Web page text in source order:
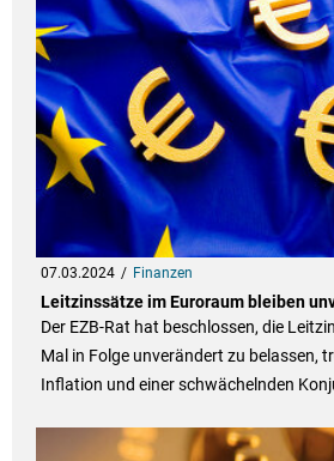
07.03.2024 Finanzen
Leitzinssätze im Euroraum bleiben
Der EZB-Rat hat beschlossen, die
Mal in Folge unverändert zu belassen,
Inflation und einer schwächelnden